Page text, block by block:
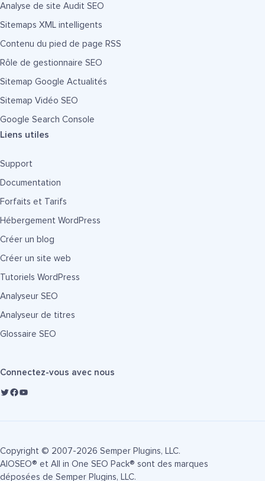
Analyse de site Audit SEO
Sitemaps XML intelligents
Contenu du pied de page RSS
Rôle de gestionnaire SEO
Sitemap Google Actualités
Sitemap Vidéo SEO
Google Search Console
Liens utiles
Support
Documentation
Forfaits et Tarifs
Hébergement WordPress
Créer un blog
Créer un site web
Tutoriels WordPress
Analyseur SEO
Analyseur de titres
Glossaire SEO
Connectez-vous avec nous
Copyright © 2007-2026 Semper Plugins, LLC.
AIOSEO® et All in One SEO Pack® sont des marques
déposées de Semper Plugins, LLC.